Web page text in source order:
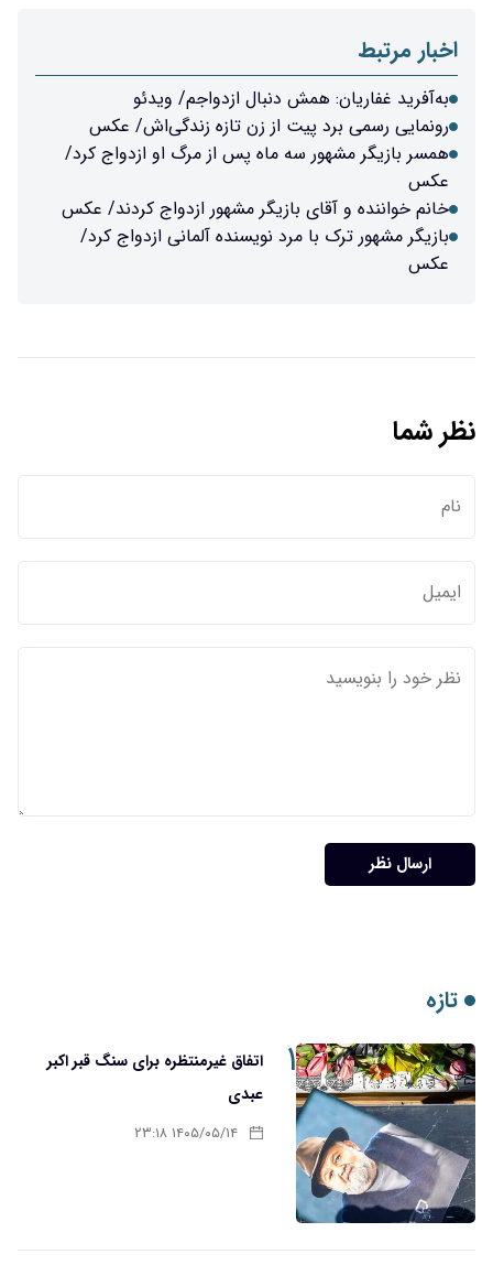
اخبار مرتبط
به‌آفرید غفاریان: همش دنبال ازدواجم/ ویدئو
رونمایی رسمی برد پیت از زن تازه زندگی‌اش/ عکس
همسر بازیگر مشهور سه‌ ماه پس از مرگ او ازدواج کرد/
عکس
خانم خواننده و آقای بازیگر مشهور ازدواج کردند/ عکس
بازیگر مشهور ترک با مرد نویسنده آلمانی ازدواج کرد/
عکس
نظر شما
ارسال نظر
تازه
۱
اتفاق غیرمنتظره برای سنگ قبر اکبر
عبدی
۱۴۰۵/۰۵/۱۴ ۲۳:۱۸